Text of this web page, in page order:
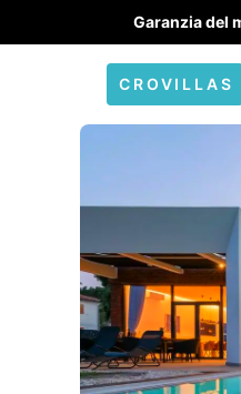
Garanzia del
CROVILLAS